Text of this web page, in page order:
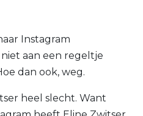
Instagram
aan een regeltje
dan ook, weg.
heel slecht. Want